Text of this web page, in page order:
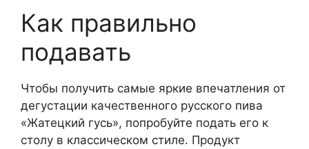
Как правильно
подавать
Чтобы получить самые яркие впечатления от
дегустации качественного русского пива
«Жатецкий гусь», попробуйте подать его к
столу в классическом стиле. Продукт